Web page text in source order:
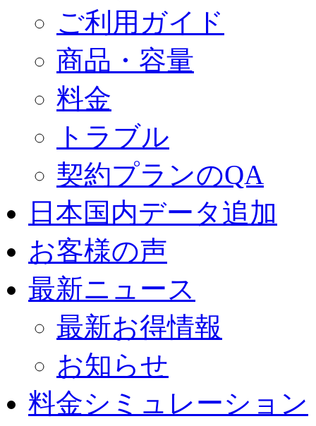
ご利用ガイド
商品・容量
料金
トラブル
契約プランのQA
日本国内データ追加
お客様の声
最新ニュース
最新お得情報
お知らせ
料金シミュレーション